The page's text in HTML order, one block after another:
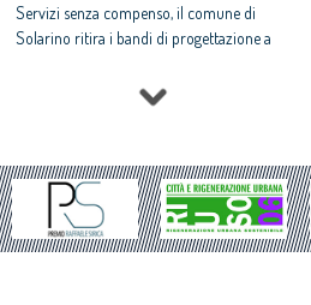
Servizi senza compenso, il comune di
Solarino ritira i bandi di progettazione a
All'architettura rispettosa dello studio
caravatti_caravatti il Premio architetto
Assegnati premi Architetto italiano e
Giovane talento 2017
Equo compenso, il CNAPPC ricorre alla
Corte Europea dei Diritti dell’Uomo